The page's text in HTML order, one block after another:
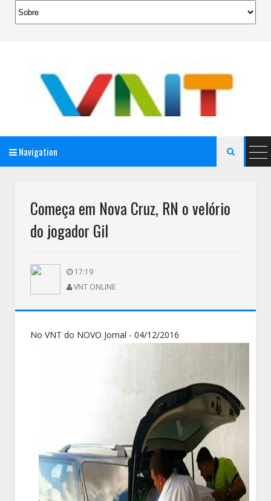
Navigation 
Começa em Nova Cruz, RN o velório
do jogador Gil
17:19
VNT ONLINE
No VNT do NOVO Jornal - 04/12/2016